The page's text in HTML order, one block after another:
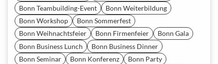
Bonn Teambuilding-Event
Bonn Weiterbildung
Bonn Workshop
Bonn Sommerfest
Bonn Weihnachtsfeier
Bonn Firmenfeier
Bonn Gala
Bonn Business Lunch
Bonn Business Dinner
Bonn Seminar
Bonn Konferenz
Bonn Party